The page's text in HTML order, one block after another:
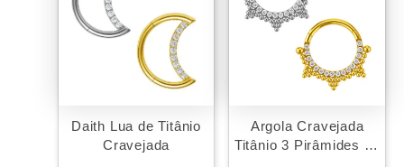
Daith Lua de Titânio
Cravejada
Argola Cravejada
Titânio 3 Pirâmides de